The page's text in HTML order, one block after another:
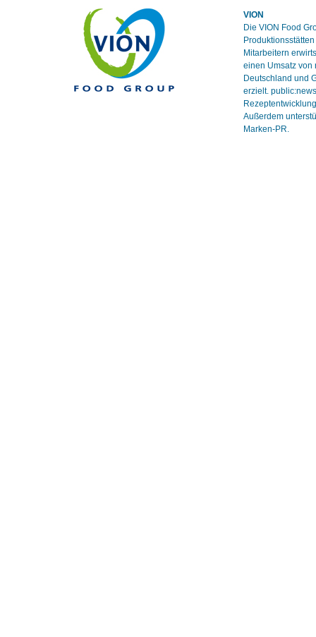
VION
Die VION Food
Mitarbeitern
einen Umsatz von
Deutschland und
erzielt.
Außerdem
Marken-PR.